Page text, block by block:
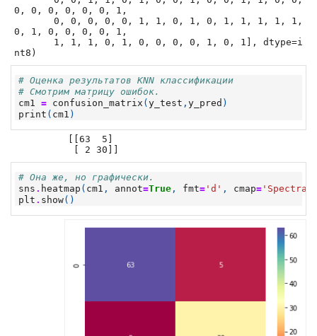
0, 0, 0, 0, 0, 0, 1,
0, 1, 0, 0, 0, 0, 1,
nt8)
# Оценка результатов KNN классификации
# Смотрим матрицу ошибок.
cm1
= confusion_matrix (y_test ,y_pred )
print ( cm1 )
[[63  5]
# Она же, но графически.
sns . heatmap ( cm1 , annot=True , fmt= 'd' , cmap=
plt . show()